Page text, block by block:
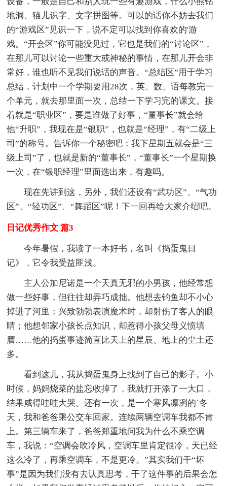
地洞、猫儿识字、文字拼图等。可以的话你不妨去我们
的“游戏区”见识一下，说不定可以找到你喜欢的'游
戏。“开会区”你可能没见过，它也是我们的“讨论区”，
在那儿可以讨论一些重大或神秘的事情，在那儿开会非
常好，谁也听不见我们说话的声音。“总结区”用于学习
总结，计划中一个学期要用28次，英、数、语每教完一
个单元，就去那里面一次，总结一下学习完的课文。接
着就是“职业区”，要是谁做了好事，“董事长”就会给
他“升职”，我现在是“银职”，也就是“经理”，有“二级上
司”的称号。告诉你一个秘密吧：我下星期五就会是“三
级上司”了，也就是新的“董事长”，“董事长”一个星期换
一次，在“银职经理”里面选出来，有趣吗。
现在先讲到这，另外，我们还设有“武功区”、“气功
区”、“轻功区”、“舞蹈区”呢！下一回再给大家介绍吧。
日记优秀作文 篇3
今年暑假，我读了一本好书，名叫《捣蛋鬼日
记》，它令我受益匪浅。
主人公加尼诺是一个天真无邪的小男孩，他经常想
做一些好事，但往往却弄巧成拙。他想去钓鱼却不小心
掉进了河里；兴致勃勃表演魔术时，却射伤了客人的眼
睛；他想邻家小孩长点知识，却惹得小孩父母义愤填
膺……他的捣蛋事迹简直比天上的星辰、地上的尘土还
多。
看到这儿，我从捣蛋鬼身上找到了自己的影子。小
时候，妈妈烧菜的盐忘收掉了，我就打开添了一大口，
结果咸得哇哇大哭。还有一次，是一个寒风凛冽的`冬
天，我和爸爸乘公交车回家。连续两辆空调车我都不肯
上。第三辆车来了，爸爸郑重地问我为什么不乘空调
车，我说：“空调会吹冷风，空调车里肯定很冷，天已经
这么冷了，再乘空调车，不是更冷。”其实我们干“坏
事”是因为我们没有去认真思考，干了这件事的后果会怎